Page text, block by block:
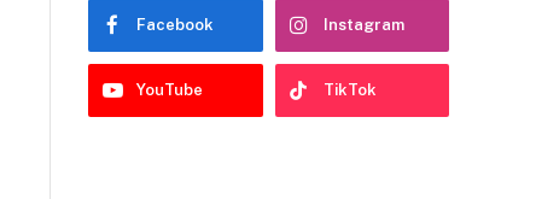
Facebook Instagram
YouTube TikTok